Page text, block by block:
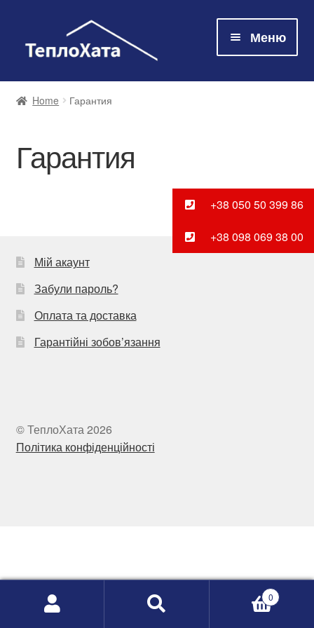
Меню
Магазин
Про нас
Оплата та доставка
Home Гарантия
Гарантия
Мій акаунт
Забули пароль?
Оплата та доставка
Гарантійні зобов’язання
© ТеплоХата 2026
Політика конфіденційності
0
+38 050 50 399 86
+38 098 069 38 00